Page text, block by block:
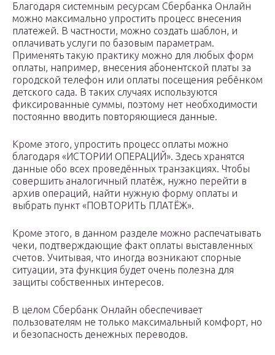
Благодаря системным ресурсам Сбербанка Онлайн
можно максимально упростить процесс внесения
платежей. В частности, можно создать шаблон, и
оплачивать услуги по базовым параметрам.
Применять такую практику можно для любых форм
оплаты, например, внесения абонентской платы за
городской телефон или оплаты посещения ребёнком
детского сада. В таких случаях используются
фиксированные суммы, поэтому нет необходимости
постоянно вводить повторяющиеся данные.
Кроме этого, упростить процесс оплаты можно
благодаря «ИСТОРИИ ОПЕРАЦИЙ». Здесь хранятся
данные обо всех проведённых транзакциях. Чтобы
совершить аналогичный платёж, нужно перейти в
архив операций, найти нужную форму оплаты и
выбрать пункт «ПОВТОРИТЬ ПЛАТЁЖ».
Кроме этого, в данном разделе можно распечатывать
чеки, подтверждающие факт оплаты выставленных
счетов. Учитывая, что иногда возникают спорные
ситуации, эта функция будет очень полезна для
защиты собственных интересов.
В целом Сбербанк Онлайн обеспечивает
пользователям не только максимальный комфорт, но
и безопасность денежных переводов.